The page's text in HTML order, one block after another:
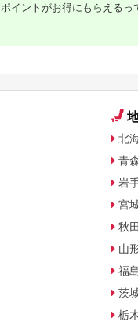
ポイントがお得にもらえるっ
北
青
岩
宮
秋
山
福
茨
栃